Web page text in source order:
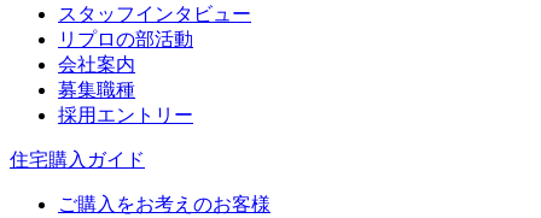
スタッフインタビュー
リプロの部活動
会社案内
募集職種
採用エントリー
住宅購入ガイド
ご購入をお考えのお客様